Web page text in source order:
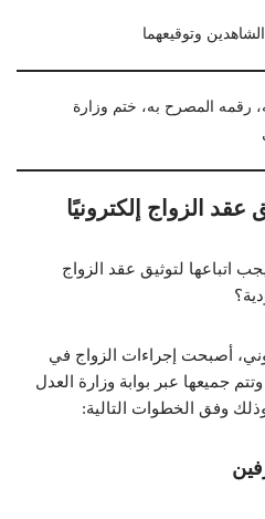
وتوقيعهما
رقمه المصرح به، ختم وزارة
عقد الزواج إلكترونيًا
اتباعها لتوثيق عقد الزواج
أصبحت إجراءات الزواج في
جميعها عبر بوابة وزارة العدل
وفق الخطوات التالية: